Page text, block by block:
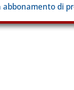
abbonamento di